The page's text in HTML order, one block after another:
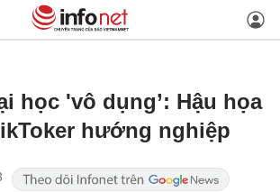
học 'vô dụng’: Hậu họa
hướng nghiệp